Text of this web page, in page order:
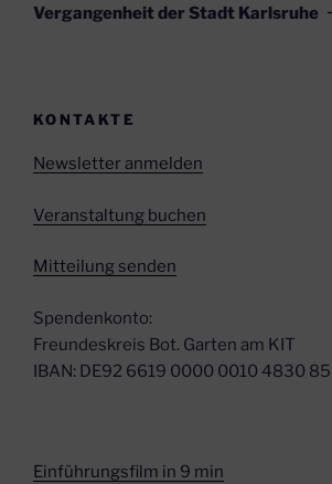
Vergangenheit der Stadt Karlsruhe
KONTAKTE
Newsletter anmelden
Veranstaltung buchen
Mitteilung senden
Spendenkonto:
Freundeskreis Bot. Garten am KIT
IBAN: DE92 6619 0000 0010 4830 85
Einführungsfilm in 9 min